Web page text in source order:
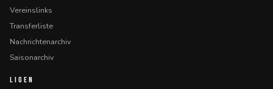
Vereinslinks
Transferliste
Nachrichtenarchiv
Saisonarchiv
LIGEN